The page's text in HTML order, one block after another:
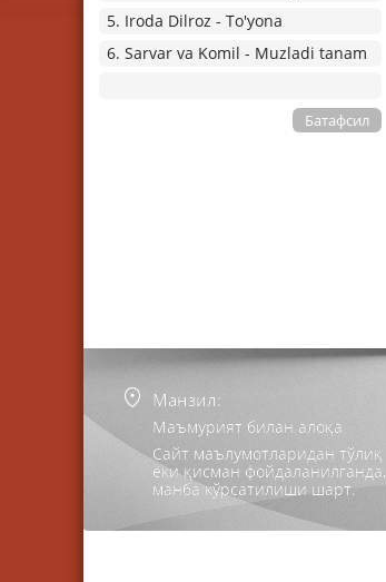
5. Iroda Dilroz - To'yona
6. Sarvar va Komil - Muzladi tanam
Батафсил
Манзил:
Маъмурият билан алоқа
Сайт маълумотларидан тўлиқ
ёки қисман фойдаланилганда,
манба кўрсатилиши шарт.